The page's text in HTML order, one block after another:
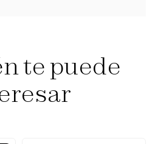
te puede